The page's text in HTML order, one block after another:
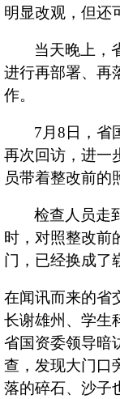
明显改观，但还
当天晚上，
进行再部署、再
作。
7 月 8 日，省
再次回访，进一
员带着整改前的
检查人员走
时，对照整改前
门，已经换成了
在闻讯而来的省
长谢雄州、学生
省国资委领导暗
查，发现大门口
落的碎石、沙子